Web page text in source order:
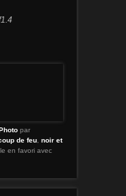
par
de feu, noir et
le en favori avec